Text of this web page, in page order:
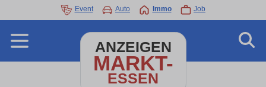
Event Auto Immo Job
ANZEIGEN
MARKT-
ESSEN